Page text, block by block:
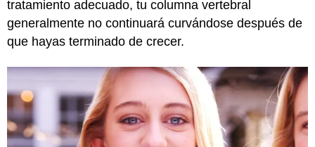
tratamiento adecuado, tu columna vertebral
generalmente no continuará curvándose después de
que hayas terminado de crecer.